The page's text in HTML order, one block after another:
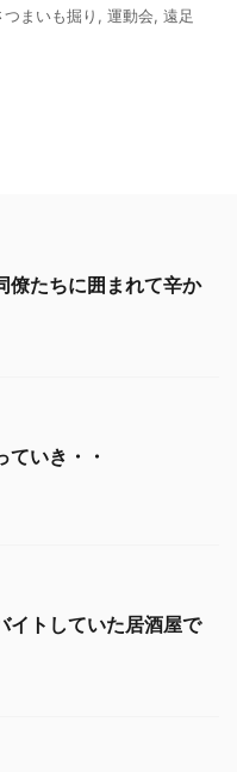
つまいも掘り , 運動会, 遠足
僚たちに囲まれて辛か
ていき・・
イトしていた居酒屋で